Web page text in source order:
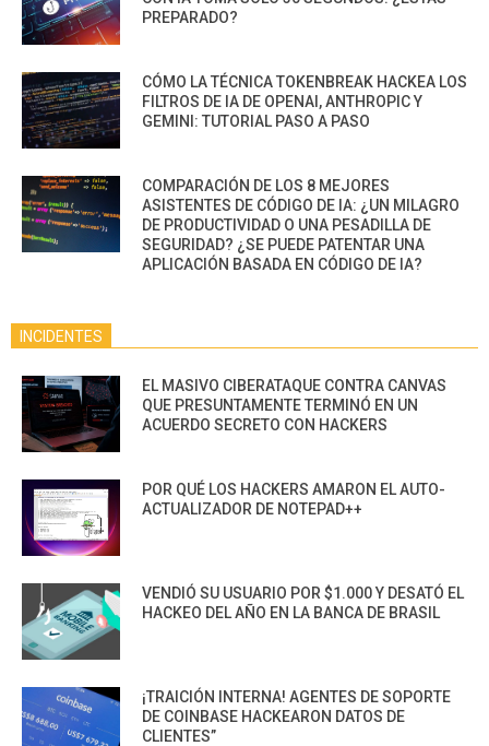
PREPARADO?
CÓMO LA TÉCNICA TOKENBREAK HACKEA LOS
FILTROS DE IA DE OPENAI, ANTHROPIC Y
GEMINI: TUTORIAL PASO A PASO
COMPARACIÓN DE LOS 8 MEJORES
ASISTENTES DE CÓDIGO DE IA: ¿UN MILAGRO
DE PRODUCTIVIDAD O UNA PESADILLA DE
SEGURIDAD? ¿SE PUEDE PATENTAR UNA
APLICACIÓN BASADA EN CÓDIGO DE IA?
INCIDENTES
EL MASIVO CIBERATAQUE CONTRA CANVAS
QUE PRESUNTAMENTE TERMINÓ EN UN
ACUERDO SECRETO CON HACKERS
POR QUÉ LOS HACKERS AMARON EL AUTO-
ACTUALIZADOR DE NOTEPAD++
VENDIÓ SU USUARIO POR $1.000 Y DESATÓ EL
HACKEO DEL AÑO EN LA BANCA DE BRASIL
¡TRAICIÓN INTERNA! AGENTES DE SOPORTE
DE COINBASE HACKEARON DATOS DE
CLIENTES”